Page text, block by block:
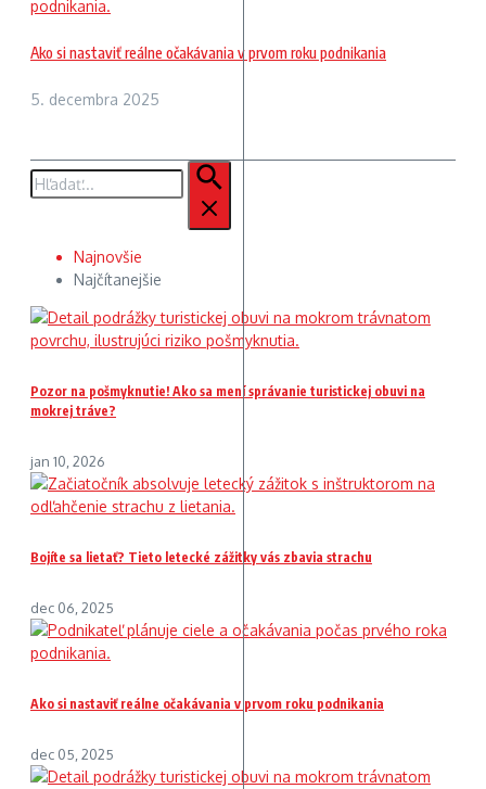
Ako si nastaviť reálne očakávania v prvom roku podnikania
5. decembra 2025
Hľadať:
Najnovšie
Najčítanejšie
Pozor na pošmyknutie! Ako sa mení správanie turistickej obuvi na
mokrej tráve?
jan 10, 2026
Bojíte sa lietať? Tieto letecké zážitky vás zbavia strachu
dec 06, 2025
Ako si nastaviť reálne očakávania v prvom roku podnikania
dec 05, 2025